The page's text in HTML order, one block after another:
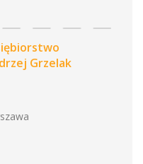
Grzelak